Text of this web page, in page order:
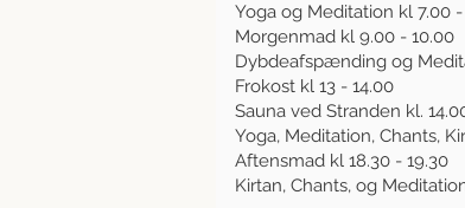
Yoga og Meditation kl 7.00
Morgenmad kl 9.00 - 10.00
Dybdeafspænding og
Frokost kl 13 - 14.00
Sauna ved Stranden kl.
Yoga, Meditation, Chants,
Aftensmad kl 18.30 - 19.30
Kirtan, Chants, og